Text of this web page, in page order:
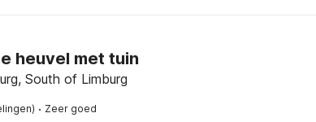
heuvel met tuin
South of Limburg
· Zeer goed